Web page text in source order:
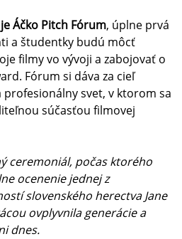
Áčko Pitch Fórum, úplne prvá
a študentky budú môcť
filmy vo vývoji a zabojovať o
Fórum si dáva za cieľ
svet, v ktorom sa
súčasťou filmovej
ceremoniál, počas ktorého
ocenenie jednej z
slovenského herectva Jane
ovplyvnila generácie a
dnes.